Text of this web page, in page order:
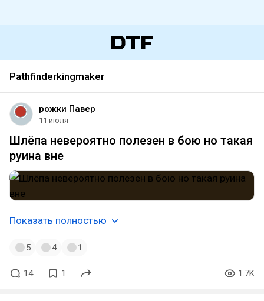
Pathfinderkingmaker
рожки Павер
11 июля
Шлёпа невероятно полезен в бою но такая
руина вне
Показать полностью
5 4 1
14 1 1.7K